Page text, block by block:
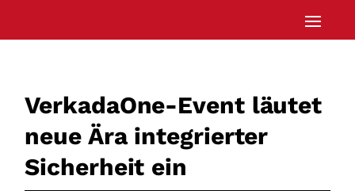
VerkadaOne-Event läutet
neue Ära integrierter
Sicherheit ein